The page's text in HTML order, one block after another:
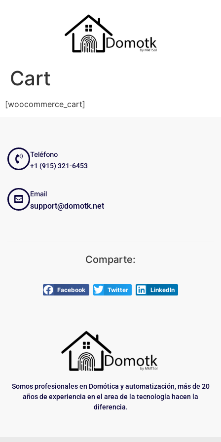
Cart
[woocommerce_cart]
Somos profesionales en Domótica y automatización, más de 20
años de experiencia en el area de la tecnología hacen la
diferencia.
Teléfono
+1 (915) 321-6453
Email
support@domotk.net
Comparte:
Facebook Twitter LinkedIn